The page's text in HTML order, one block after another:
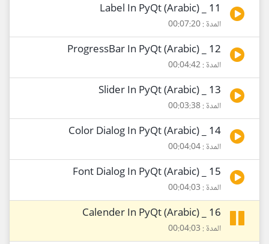
11 _ Label In PyQt (Arabic)
المدة : 00:07:20
12 _ ProgressBar In PyQt (Arabic)
المدة : 00:04:42
13 _ Slider In PyQt (Arabic)
المدة : 00:03:38
14 _ Color Dialog In PyQt (Arabic)
المدة : 00:04:04
15 _ Font Dialog In PyQt (Arabic)
المدة : 00:04:03
16 _ Calender In PyQt (Arabic)
المدة : 00:04:03